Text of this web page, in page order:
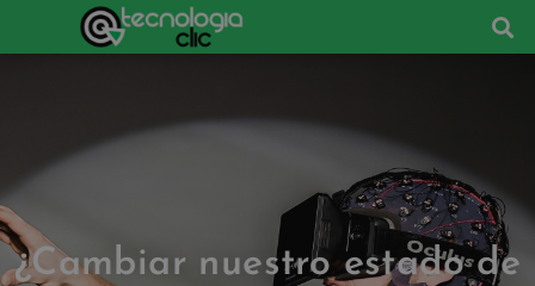
¿Cambiar nuestro estado de